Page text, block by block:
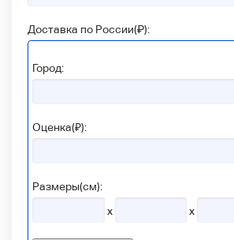
Доставка по России(₽):
Город:
Оценка(₽):
Размеры(см):
x
x